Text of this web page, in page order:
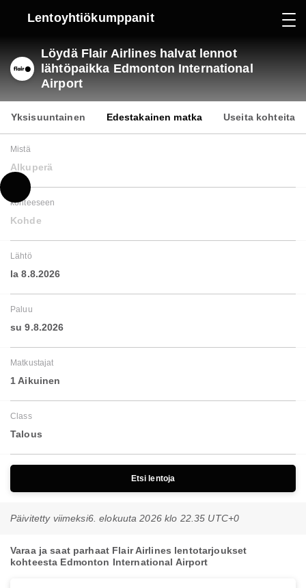
Lentoyhtiökumppanit
Löydä Flair Airlines halvat lennot
lähtöpaikka Edmonton International
Airport
Yksisuuntainen Edestakainen matka Useita kohteita
Mistä
Alkuperä
kohteeseen
Kohde
Lähtö
la 8.8.2026
Paluu
su 9.8.2026
Matkustajat
1 Aikuinen
Class
Talous
Etsi lentoja
Päivitetty viimeksi6. elokuuta 2026 klo 22.35 UTC+0
Varaa ja saat parhaat Flair Airlines lentotarjoukset
kohteesta Edmonton International Airport